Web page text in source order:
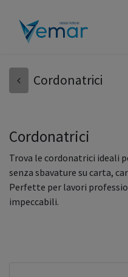
Cordonatrici
Cordonatrici
Trova le cordonatrici ideali
senza sbavature su carta,
Perfette per lavori
impeccabili.